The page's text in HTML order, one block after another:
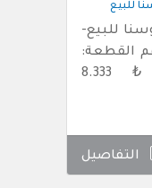
للبيع
للبيع-
– رقم القطعة:
1435 – سعر المتر: ₺ 8.333
التفاصيل